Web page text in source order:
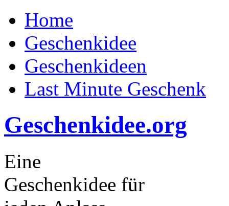
Home
Geschenkidee
Geschenkideen
Last Minute Geschenk
Geschenkidee.org
Eine
Geschenkidee für